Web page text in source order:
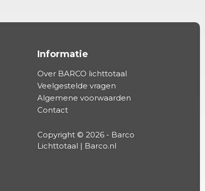
Informatie
Over BARCO lichttotaal
Veelgestelde vragen
Algemene voorwaarden
Contact
Copyright © 2026 - Barco
Lichttotaal | Barco.nl